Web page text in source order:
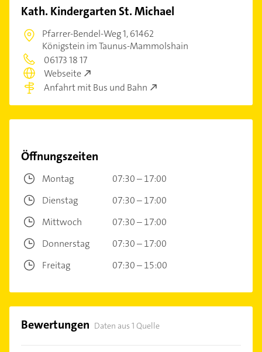
Kath. Kindergarten St. Michael
Pfarrer-Bendel-Weg 1,61462
Königstein im Taunus-Mammolshain
06173 18 17
Webseite
Anfahrt mit Bus und Bahn
Öffnungszeiten
Montag
07:30 – 17:00
Dienstag
07:30 – 17:00
Mittwoch
07:30 – 17:00
Donnerstag
07:30 – 17:00
Freitag
07:30 – 15:00
Bewertungen Daten aus 1 Quelle